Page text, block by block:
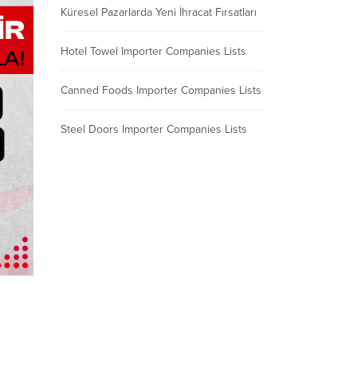
Küresel Pazarlarda Yeni İhracat Fırsatları
Hotel Towel Importer Companies Lists
Canned Foods Importer Companies Lists
Steel Doors Importer Companies Lists